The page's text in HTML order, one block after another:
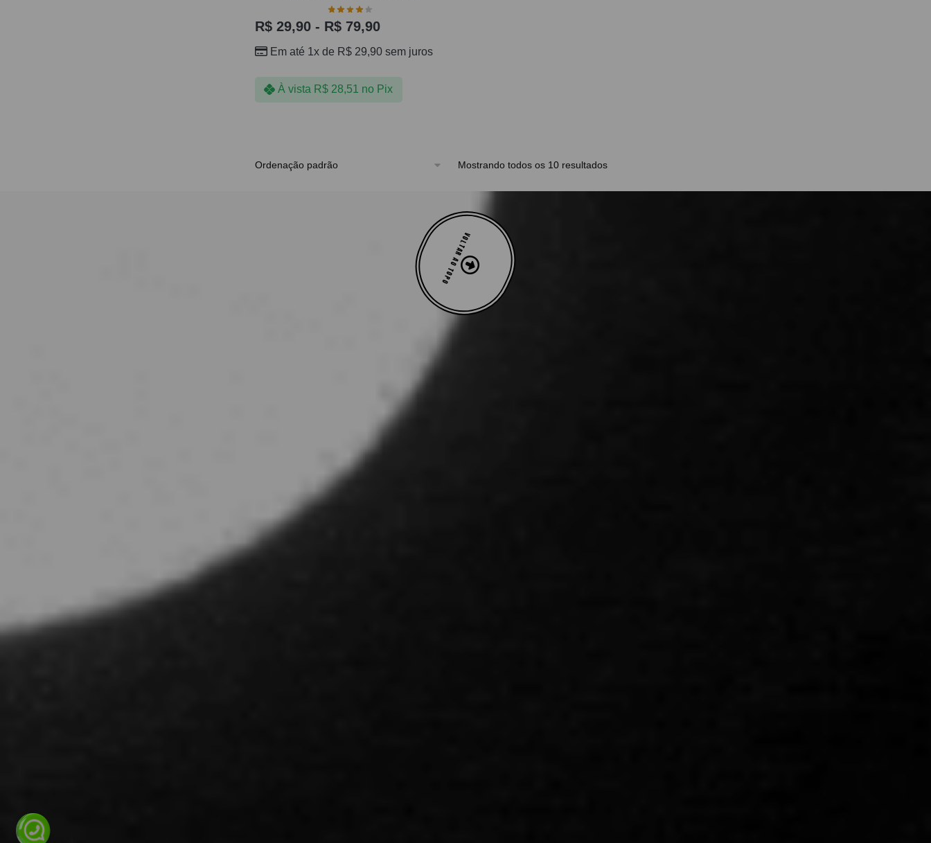
R$29,90 - R$79,90
Em até 1x de R$29,90sem juros
À vista R$ 28,51 no Pix
Mostrando todos os 10 resultados
VOLTAR AO TOPO